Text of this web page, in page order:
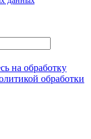
на обработку
обработки